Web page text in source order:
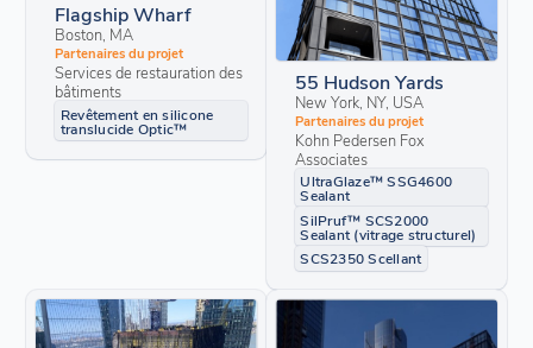
Flagship Wharf
Boston, MA
Partenaires du projet
Services de restauration des
bâtiments
Revêtement en silicone
translucide Optic™
55 Hudson Yards
New York, NY, USA
Partenaires du projet
Kohn Pedersen Fox
Associates
UltraGlaze™ SSG4600
Sealant
SilPruf™ SCS2000
Sealant (vitrage structurel)
SCS2350 Scellant